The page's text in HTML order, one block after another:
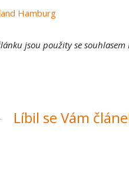
Hamburg
jsou použity se
Líbil se Vám